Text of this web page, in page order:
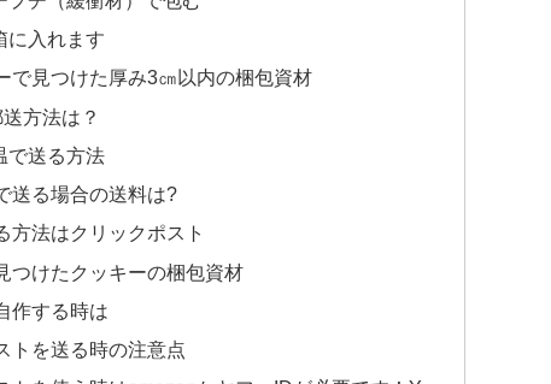
に入れます
で見つけた厚み3㎝以内の梱包資材
方法は？
で送る方法
送る場合の送料は?
方法はクリックポスト
つけたクッキーの梱包資材
作する時は
トを送る時の注意点